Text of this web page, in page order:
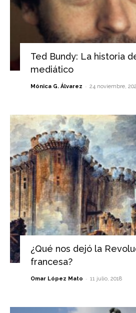
Ted Bundy: La historia
mediático
Mónica G. Álvarez - 24 noviembre,
¿Qué nos dejó la
francesa?
Omar López Mato - 11 julio, 2018